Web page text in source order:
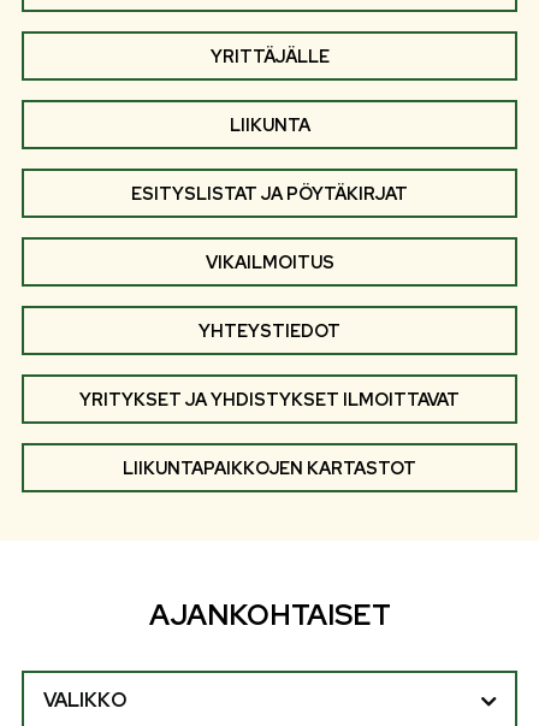
YRITTÄJÄLLE
LIIKUNTA
ESITYSLISTAT JA PÖYTÄKIRJAT
VIKAILMOITUS
YHTEYSTIEDOT
YRITYKSET JA YHDISTYKSET ILMOITTAVAT
LIIKUNTAPAIKKOJEN KARTASTOT
AJANKOHTAISET
VALIKKO